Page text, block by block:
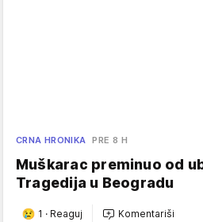
CRNA HRONIKA PRE 8 H
Muškarac preminuo od
Tragedija u Beogradu
1 · Reaguj Komentariši